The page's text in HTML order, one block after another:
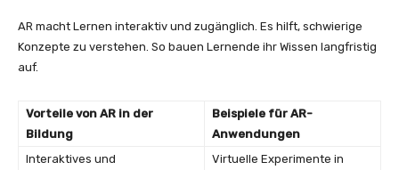
AR macht Lernen interaktiv und zugänglich. Es hilft, schwierige
Konzepte zu verstehen. So bauen Lernende ihr Wissen langfristig
auf.
Vorteile von AR in der
Bildung
Beispiele für AR-
Anwendungen
Interaktives und
Virtuelle Experimente in